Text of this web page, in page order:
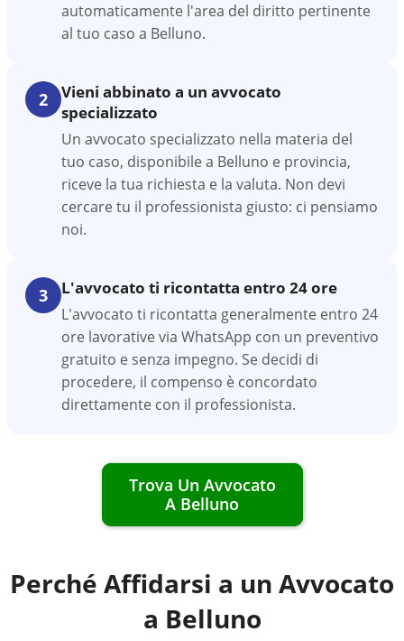
automaticamente l'area del diritto pertinente
al tuo caso a Belluno.
2
Vieni abbinato a un avvocato
specializzato
Un avvocato specializzato nella materia del
tuo caso, disponibile a Belluno e provincia,
riceve la tua richiesta e la valuta. Non devi
cercare tu il professionista giusto: ci pensiamo
noi.
3 L'avvocato ti ricontatta entro 24 ore
L'avvocato ti ricontatta generalmente entro 24
ore lavorative via WhatsApp con un preventivo
gratuito e senza impegno. Se decidi di
procedere, il compenso è concordato
direttamente con il professionista.
Trova Un Avvocato
A Belluno
Perché Affidarsi a un Avvocato
a Belluno